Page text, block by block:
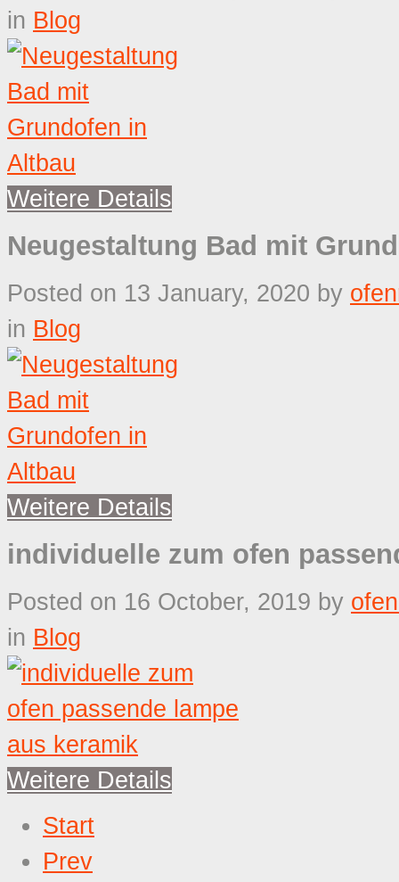
in Blog
Weitere Details
Neugestaltung Bad mit
Posted on 13 January, 2020 by
in Blog
Weitere Details
individuelle zum ofen
Posted on 16 October, 2019 by
in Blog
Weitere Details
Start
Prev